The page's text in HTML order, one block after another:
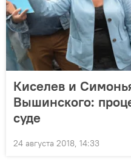
Киселев и
Вышинского:
суде
24 августа 2018, 14:33